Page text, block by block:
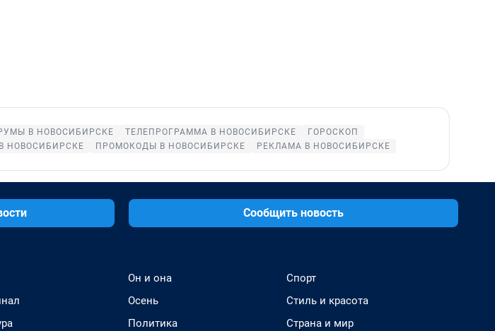
В НОВОСИБИРСКЕ ТЕЛЕПРОГРАММА В НОВОСИБИРСКЕ
ГОРОСКОП
НОВОСИБИРСКЕ ПРОМОКОДЫ В НОВОСИБИРСКЕ РЕКЛАМА В НОВОСИБИРСКЕ
Сообщить новость
Он и она
Осень
Политика
Спорт
Стиль и красота
Страна и мир